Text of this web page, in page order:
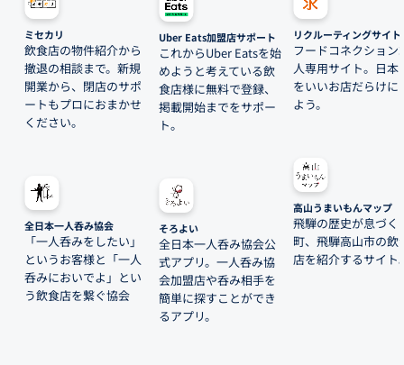
ミセカリ
飲食店の物件紹介から
撤退の相談まで。新規
開業から、閉店のサポ
ートもプロにおまかせ
ください。
全日本一人呑み協会
「一人呑みをしたい」
というお客様と「一人
呑みにおいでよ」とい
う飲食店を繋ぐ協会
Uber Eats加盟店サポート
これからUber Eatsを始
めようと考えている飲
食店様に無料で登録、
掲載開始までをサポー
ト。
そろよい
全日本一人呑み協会公
式アプリ。一人呑み協
会加盟店や呑み相手を
簡単に探すことができ
るアプリ。
リクルーティングサイト
フードコネクション
人専用サイト。日本
をいいお店だらけに
よう。
高山うまいもんマップ
飛騨の歴史が息づく
町、飛騨高山市の飲
店を紹介するサイト